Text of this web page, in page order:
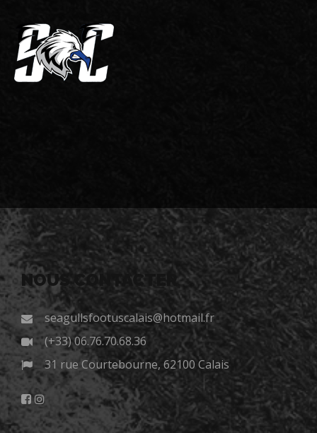
NOUS CONTACTER
seagullsfootuscalais@hotmail.fr
(+33) 06.76.70.68.36
31 rue Courtebourne, 62100 Calais